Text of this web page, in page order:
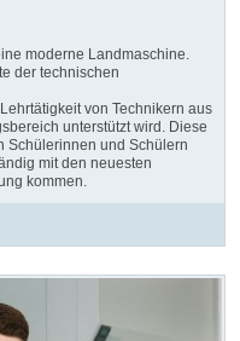
moderne Landmaschine.
der technischen
von Technikern aus
unterstützt wird. Diese
Schülerinnen und Schülern
mit den neuesten
kommen.